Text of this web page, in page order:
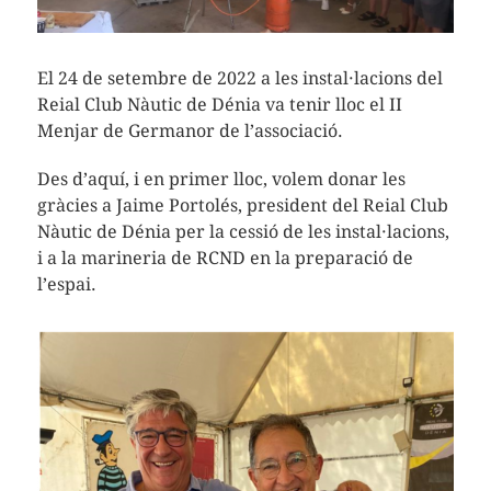
El 24 de setembre de 2022 a les instal·lacions del
Reial Club Nàutic de Dénia va tenir lloc el II
Menjar de Germanor de l’associació.
Des d’aquí, i en primer lloc, volem donar les
gràcies a Jaime Portolés, president del Reial Club
Nàutic de Dénia per la cessió de les instal·lacions,
i a la marineria de RCND en la preparació de
l’espai.